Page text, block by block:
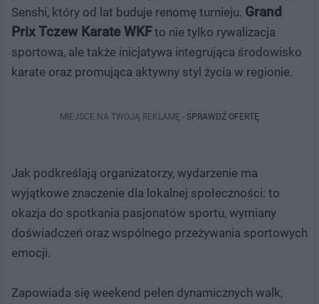
Senshi, który od lat buduje renomę turnieju. Grand
Prix Tczew Karate WKFto nie tylko rywalizacja
sportowa, ale także inicjatywa integrująca środowisko
karate oraz promująca aktywny styl życia w regionie.
MIEJSCE NA TWOJĄ REKLAMĘ - SPRAWDŹ OFERTĘ
Jak podkreślają organizatorzy, wydarzenie ma
wyjątkowe znaczenie dla lokalnej społeczności: to
okazja do spotkania pasjonatów sportu, wymiany
doświadczeń oraz wspólnego przeżywania sportowych
emocji.
Zapowiada się weekend pełen dynamicznych walk,